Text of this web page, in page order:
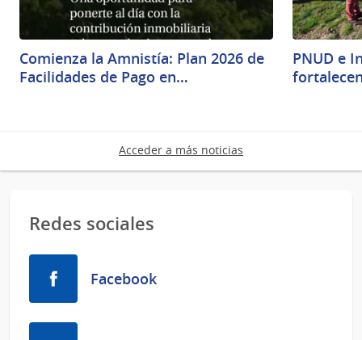
Comienza la Amnistía: Plan 2026 de
Facilidades de Pago en…
PNUD e
Acceder a más noticias
Redes sociales
Facebook